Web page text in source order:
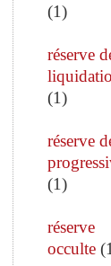
(1)
réserve
(1)
réserve
(1)
réserve
occulte(1